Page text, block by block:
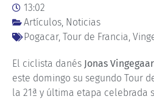
13:02
Artículos Noticias
Pogacar, Tour de Francia
El ciclista danés Jonas
este domingo su segundo Tour
la 21ª y última etapa celebrada